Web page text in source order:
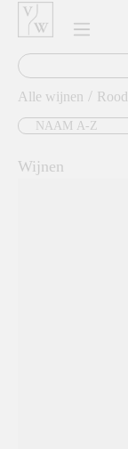
Alle wijnen / Rood
Wijnen